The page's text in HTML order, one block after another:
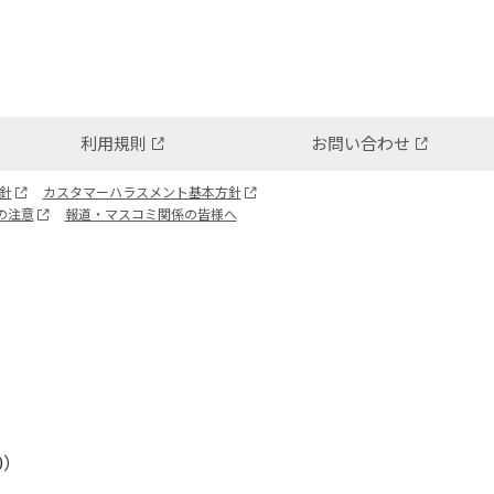
利用規則 お問い合わせ
カスタマーハラスメント基本方針
注意 報道・マスコミ関係の皆様へ